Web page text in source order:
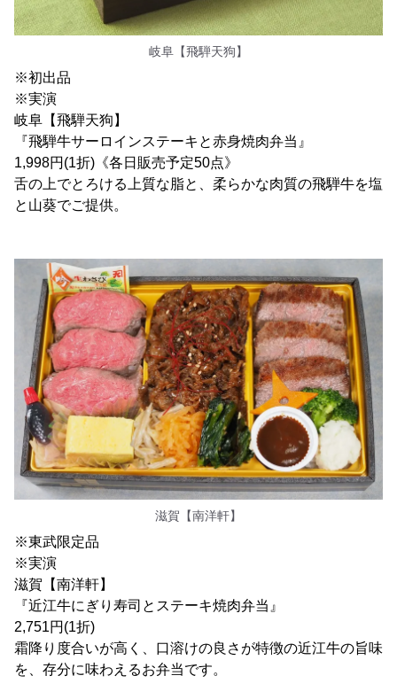
岐阜【飛騨天狗】
※初出品
※実演
岐阜【飛騨天狗】
『飛騨牛サーロインステーキと赤身焼肉弁当』
1,998円(1折)《各日販売予定50点》
舌の上でとろける上質な脂と、柔らかな肉質の飛騨牛を塩
と山葵でご提供。
滋賀【南洋軒】
※東武限定品
※実演
滋賀【南洋軒】
『近江牛にぎり寿司とステーキ焼肉弁当』
2,751円(1折)
霜降り度合いが高く、口溶けの良さが特徴の近江牛の旨味
を、存分に味わえるお弁当です。